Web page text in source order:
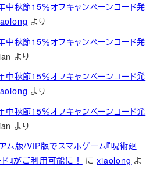
中秋節15％オフキャンペーンコード発
より
中秋節15％オフキャンペーンコード発
より
中秋節15％オフキャンペーンコード発
より
中秋節15％オフキャンペーンコード発
より
ム版/VIP版でスマホゲーム『呪術廻
』がご利用可能に！
にxiaolong よ